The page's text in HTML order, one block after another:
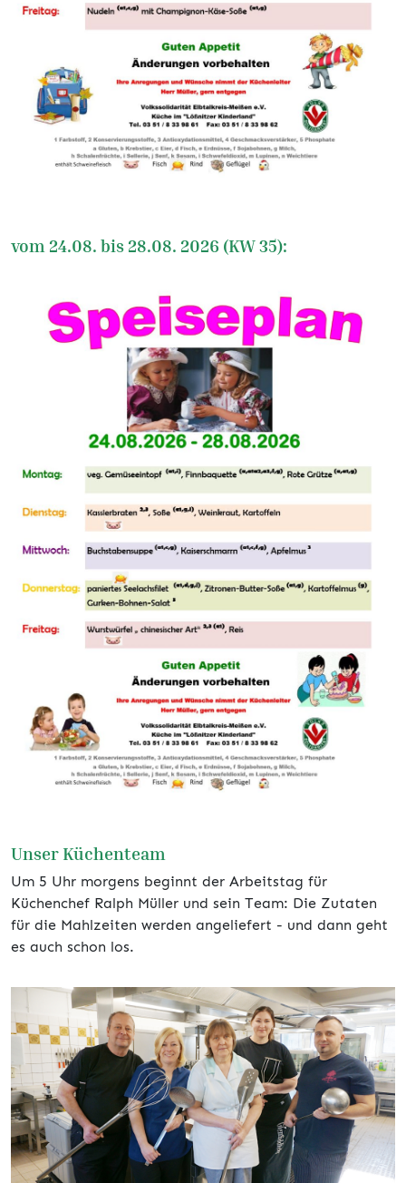
vom 24.08. bis 28.08. 2026 (KW 35):
Unser Küchenteam
Um 5 Uhr morgens beginnt der Arbeitstag für
Küchenchef Ralph Müller und sein Team: Die Zutaten
für die Mahlzeiten werden angeliefert - und dann geht
es auch schon los.